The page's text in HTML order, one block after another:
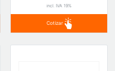
incl. IVA 19%
Cotizar